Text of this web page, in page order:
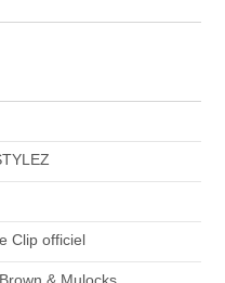
Clip officiel